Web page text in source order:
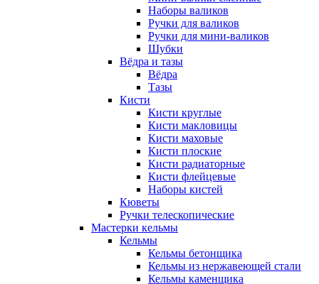
Наборы валиков
Ручки для валиков
Ручки для мини-валиков
Шубки
Вёдра и тазы
Вёдра
Тазы
Кисти
Кисти круглые
Кисти макловицы
Кисти маховые
Кисти плоские
Кисти радиаторные
Кисти флейцевые
Наборы кистей
Кюветы
Ручки телескопические
Мастерки кельмы
Кельмы
Кельмы бетонщика
Кельмы из нержавеющей стали
Кельмы каменщика